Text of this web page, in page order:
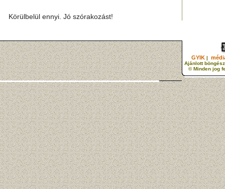
Körülbelül ennyi. Jó szórakozást!
GYIK |
Ajánlott
© Minden jog